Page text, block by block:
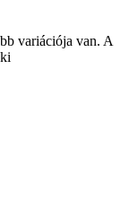
variációja van. A